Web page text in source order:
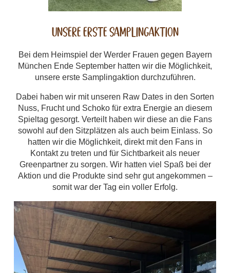
Unsere erste Samplingaktion
Bei dem Heimspiel der Werder Frauen gegen Bayern
München Ende September hatten wir die Möglichkeit,
unsere erste Samplingaktion durchzuführen.
Dabei haben wir mit unseren Raw Dates in den Sorten
Nuss, Frucht und Schoko für extra Energie an diesem
Spieltag gesorgt. Verteilt haben wir diese an die Fans
sowohl auf den Sitzplätzen als auch beim Einlass. So
hatten wir die Möglichkeit, direkt mit den Fans in
Kontakt zu treten und für Sichtbarkeit als neuer
Greenpartner zu sorgen. Wir hatten viel Spaß bei der
Aktion und die Produkte sind sehr gut angekommen –
somit war der Tag ein voller Erfolg.